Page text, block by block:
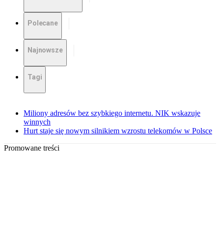
Polecane
Najnowsze
Tagi
Miliony adresów bez szybkiego internetu. NIK wskazuje
winnych
Hurt staje się nowym silnikiem wzrostu telekomów w Polsce
Promowane treści